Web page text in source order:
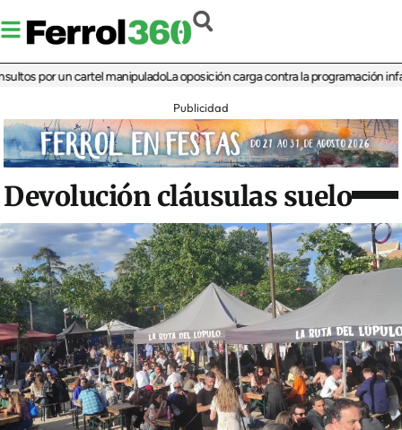
por un cartel manipuladoLa oposición carga contra la programación infantil
Publicidad
Devolución cláusulas suelo